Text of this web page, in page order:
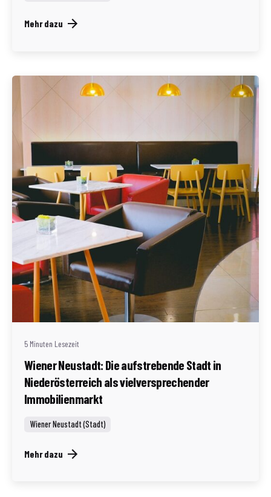
Mehr dazu
Geschrieben von
Redaktion Immofragen Wiener Neustadt Stadt /
Land
5 Minuten Lesezeit
Wiener Neustadt: Die aufstrebende Stadt in
Niederösterreich als vielversprechender
Immobilienmarkt
Wiener Neustadt (Stadt)
Mehr dazu